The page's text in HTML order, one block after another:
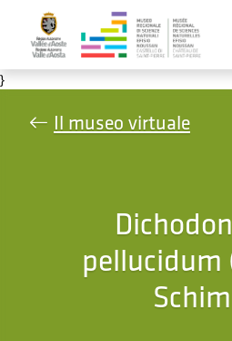
Salta al contenuto principale
}
Il museo virtuale
pellucidum